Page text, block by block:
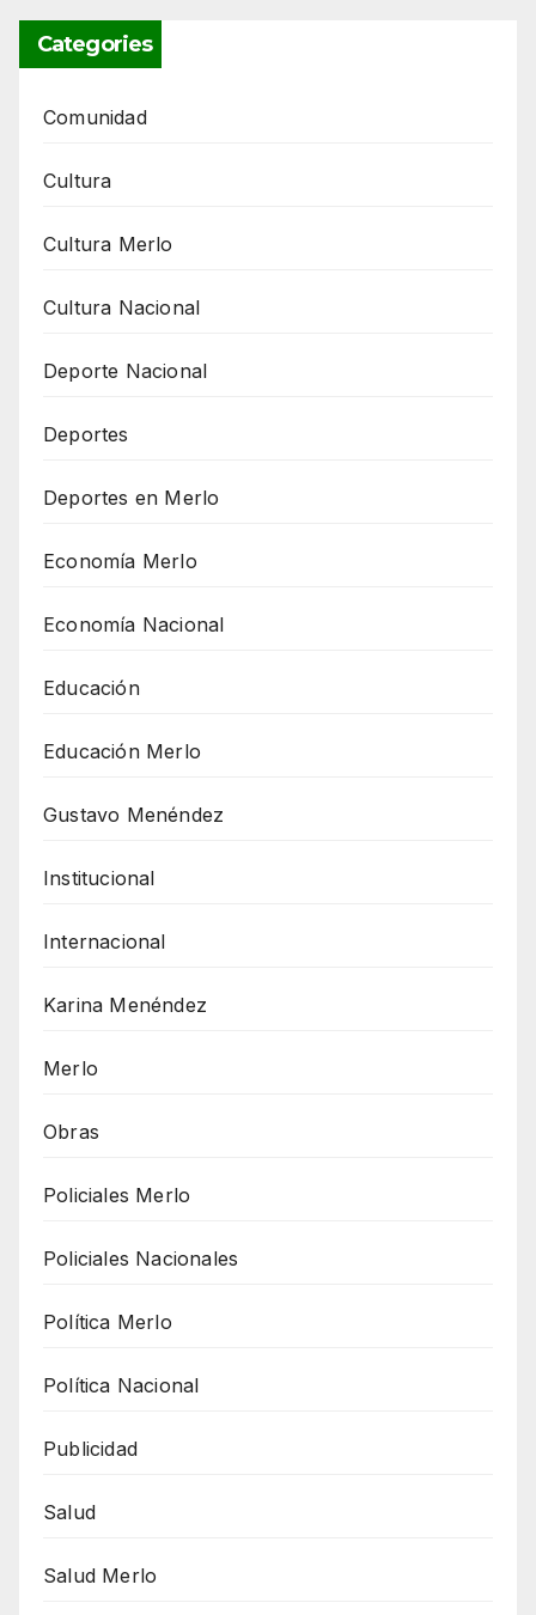
Categories
Comunidad
Cultura
Cultura Merlo
Cultura Nacional
Deporte Nacional
Deportes
Deportes en Merlo
Economía Merlo
Economía Nacional
Educación
Educación Merlo
Gustavo Menéndez
Institucional
Internacional
Karina Menéndez
Merlo
Obras
Policiales Merlo
Policiales Nacionales
Política Merlo
Política Nacional
Publicidad
Salud
Salud Merlo